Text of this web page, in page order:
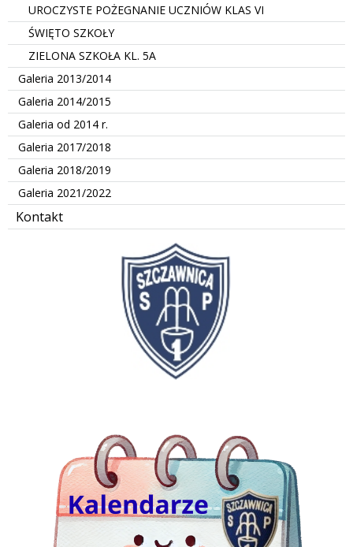
UROCZYSTE POŻEGNANIE UCZNIÓW KLAS VI
ŚWIĘTO SZKOŁY
ZIELONA SZKOŁA KL. 5A
Galeria 2013/2014
Galeria 2014/2015
Galeria od 2014 r.
Galeria 2017/2018
Galeria 2018/2019
Galeria 2021/2022
Kontakt